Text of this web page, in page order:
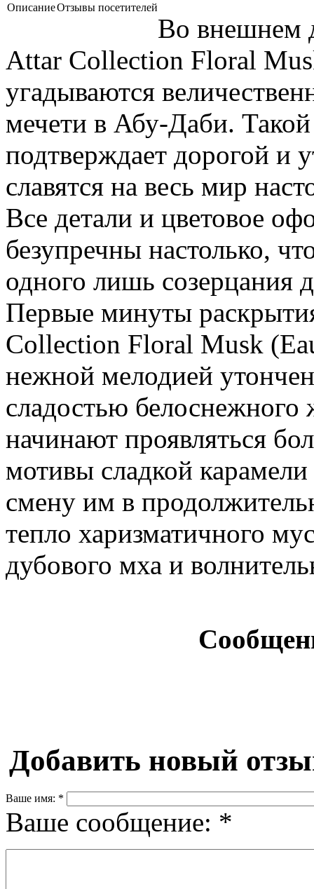
ОписаниеОтзывы посетителей
Во внешнем
Attar Collection Floral
угадываются
мечети в Абу-Даби. Такой
подтверждает дорогой и
славятся на весь мир
Все детали и цветовое
безупречны настолько,
одного лишь созерцания
Первые минуты
Collection Floral Musk
нежной мелодией
сладостью
начинают проявляться
мотивы сладкой
смену им в
тепло харизматичного
дубового мха и
Добавить новый
Ваше имя: *
Ваше сообщение: *